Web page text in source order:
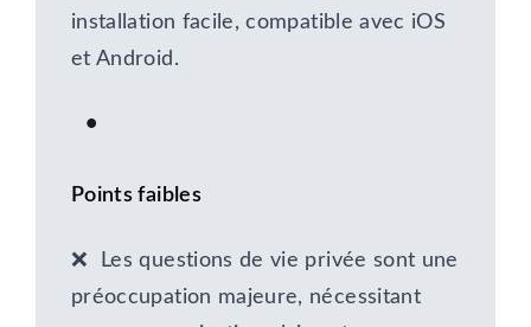
installation facile, compatible avec iOS
et Android.
Points faibles
❌ Les questions de vie privée sont une
préoccupation majeure, nécessitant